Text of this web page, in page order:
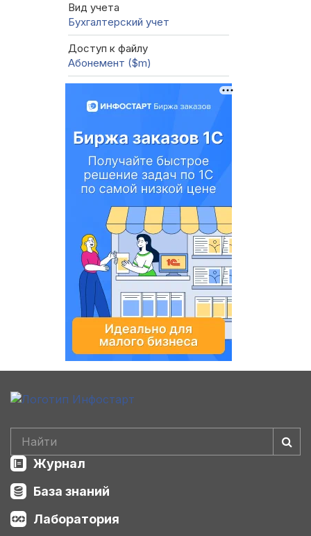
Вид учета
Бухгалтерский учет
Доступ к файлу
Абонемент ($m)
Журнал
База знаний
Лаборатория